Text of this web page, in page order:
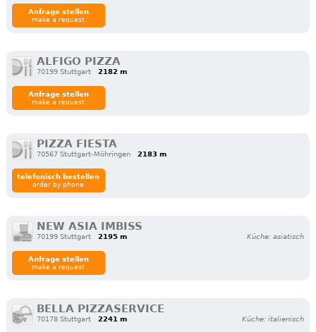
Anfrage stellen
make a request
ALFIGO PIZZA
70199 Stuttgart 2182 m
Anfrage stellen
make a request
PIZZA FIESTA
70567 Stuttgart-Möhringen 2183 m
telefonisch bestellen
order by phone
NEW ASIA IMBISS
70199 Stuttgart 2195 m Küche: asiatisch
Anfrage stellen
make a request
BELLA PIZZASERVICE
70178 Stuttgart 2241 m Küche: italienisch